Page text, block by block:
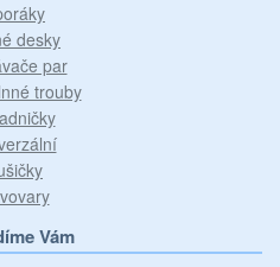
desky
par
trouby
Vám